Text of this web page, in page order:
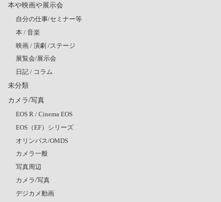
本や映画や展示会
自分の仕事/セミナー等
本 / 音楽
映画 / 演劇 /ステージ
展覧会/展示会
日記 / コラム
未分類
カメラ/写真
EOS R / Cinema EOS
EOS（EF）シリーズ
オリンパス/OMDS
カメラ一般
写真周辺
カメラ/写真
デジカメ動画